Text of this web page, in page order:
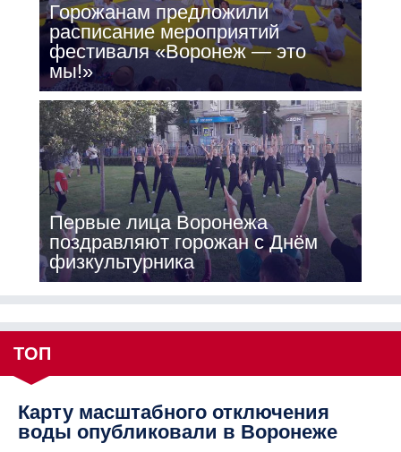
Горожанам предложили
расписание мероприятий
фестиваля «Воронеж — это
мы!»
Первые лица Воронежа
поздравляют горожан с Днём
физкультурника
ТОП
Карту масштабного отключения
воды опубликовали в Воронеже